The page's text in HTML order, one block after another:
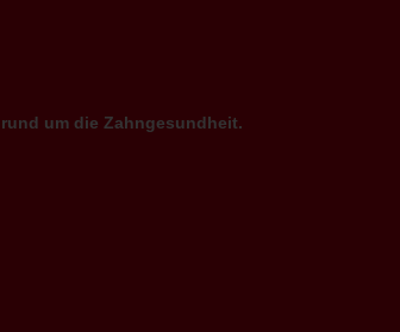
um die Zahngesundheit.